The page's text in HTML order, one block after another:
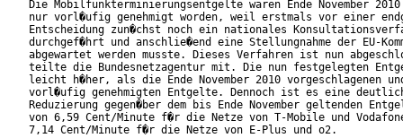
Die Mobilfunkterminierungsentgelte waren Ende November
nur vorl�ufig genehmigt worden, weil erstmals vor einer
Entscheidung zun�chst noch ein nationales
durchgef�hrt und anschlie�end eine Stellungnahme der EU-
abgewartet werden musste. Dieses Verfahren ist nun
teilte die Bundesnetzagentur mit. Die nun festgelegten
leicht h�her, als die Ende November 2010 vorgeschlagenen
vorl�ufig genehmigten Entgelte. Dennoch ist es eine
Reduzierung gegen�ber dem bis Ende November geltenden
von 6,59 Cent/Minute f�r die Netze von T-Mobile und
7,14 Cent/Minute f�r die Netze von E-Plus und o2.